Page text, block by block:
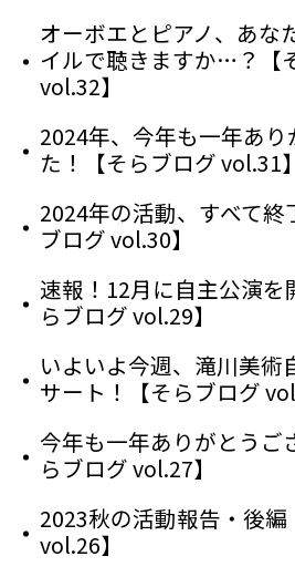
オーボエとピアノ、あな
イルで聴きますか…？【
vol.32】
2024年、今年も一年あ
た！【そらブログ vol.31】
2024年の活動、すべて終
ブログ vol.30】
速報！12月に自主公演を
らブログ vol.29】
いよいよ今週、滝川美術
サート！【そらブログ
今年も一年ありがとうご
らブログ vol.27】
2023秋の活動報告・後
vol.26】